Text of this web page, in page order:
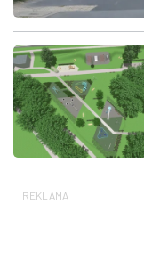
REKLAMA